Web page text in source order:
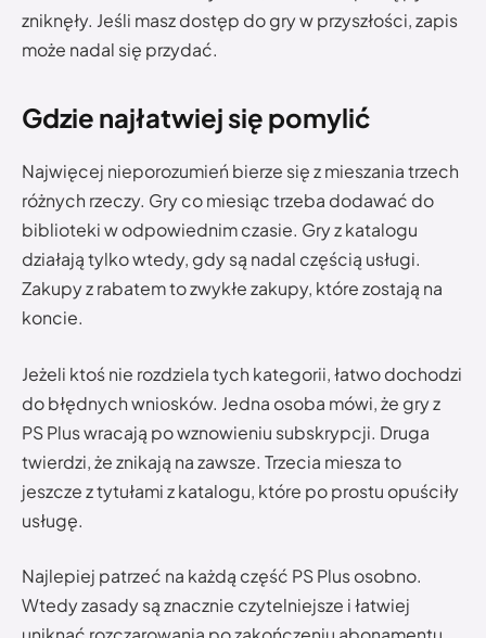
zniknęły. Jeśli masz dostęp do gry w przyszłości, zapis
może nadal się przydać.
Gdzie najłatwiej się pomylić
Najwięcej nieporozumień bierze się z mieszania trzech
różnych rzeczy. Gry co miesiąc trzeba dodawać do
biblioteki w odpowiednim czasie. Gry z katalogu
działają tylko wtedy, gdy są nadal częścią usługi.
Zakupy z rabatem to zwykłe zakupy, które zostają na
koncie.
Jeżeli ktoś nie rozdziela tych kategorii, łatwo dochodzi
do błędnych wniosków. Jedna osoba mówi, że gry z
PS Plus wracają po wznowieniu subskrypcji. Druga
twierdzi, że znikają na zawsze. Trzecia miesza to
jeszcze z tytułami z katalogu, które po prostu opuściły
usługę.
Najlepiej patrzeć na każdą część PS Plus osobno.
Wtedy zasady są znacznie czytelniejsze i łatwiej